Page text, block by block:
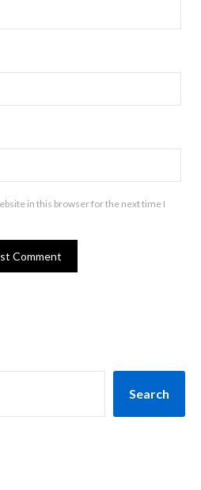
in this browser for the next time I
Search